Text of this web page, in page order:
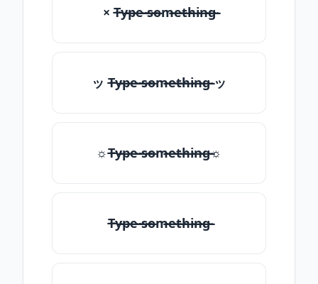
× T̶̴y̶̴p̶̴e̶̴ ̶̴s̶̴o̶̴m̶̴e̶̴t̶̴h̶̴i̶̴n̶̴g̶̴
ッ T̶̴y̶̴p̶̴e̶̴ ̶̴s̶̴o̶̴m̶̴e̶̴t̶̴h̶̴i̶̴n̶̴g̶̴ ッ
☼T̶̴y̶̴p̶̴e̶̴ ̶̴s̶̴o̶̴m̶̴e̶̴t̶̴h̶̴i̶̴n̶̴g̶̴☼
T̶̴y̶̴p̶̴e̶̴ ̶̴s̶̴o̶̴m̶̴e̶̴t̶̴h̶̴i̶̴n̶̴g̶̴